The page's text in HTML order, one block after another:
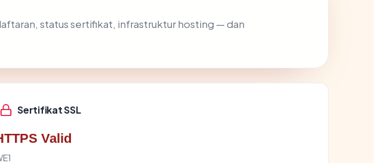
status sertifikat, infrastruktur hosting — dan
Sertifikat SSL
Valid